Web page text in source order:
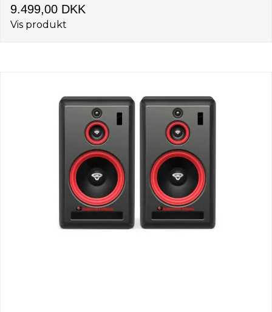
9.499,00 DKK
Vis produkt